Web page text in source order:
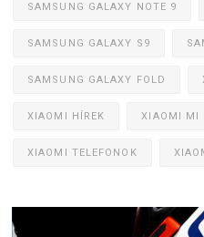
SAMSUNG GALAXY NOTE 9
SAMSUNG GALAXY S9
SAMSUNG GALAXY FOLD
XIAOMI HÍREK XIAOMI MI
XIAOMI TELEFONOK